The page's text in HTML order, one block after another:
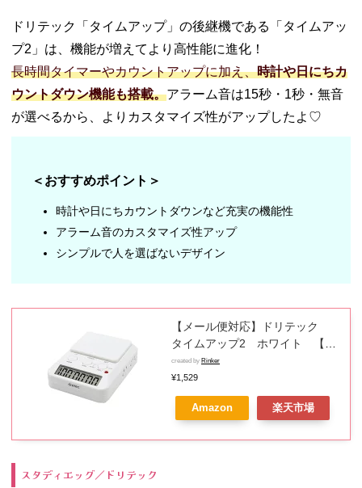
ドリテック「タイムアップ」の後継機である「タイムアッ
プ2」は、機能が増えてより高性能に進化！
長時間タイマーやカウントアップに加え、時計や日にちカ
ウントダウン機能も搭載。アラーム音は15秒・1秒・無音
が選べるから、よりカスタマイズ性がアップしたよ♡
＜おすすめポイント＞
時計や日にちカウントダウンなど充実の機能性
アラーム音のカスタマイズ性アップ
シンプルで人を選ばないデザイン
【メール便対応】ドリテック
タイムアップ2 ホワイト 【品
番：T-580WT】
created by Rinker
¥1,529
Amazon 楽天市場
スタディエッグ／ドリテック